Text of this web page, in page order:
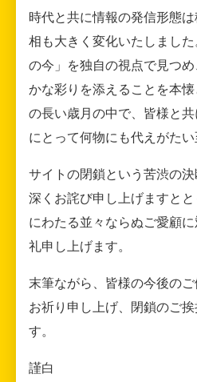
時代と共に情報の発信形態
相も大きく変化いたしまし
の今」を独自の視点で見つ
かな彩りを添えることを本
の長い歳月の中で、皆様と
にとって何物にも代えがたい
サイトの閉鎖という苦渋の決
深くお詫び申し上げますと
にわたる並々ならぬご愛顧
礼申し上げます。
末筆ながら、皆様の今後の
お祈り申し上げ、閉鎖のご
す。
謹白